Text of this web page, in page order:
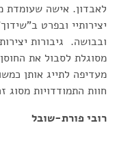
לאבדון. אישה שעומדת
יצירותיי ובפרט
ובבושה. גיבורות
מסוגלת לסבול את
מעדיפה לתייג אותן
חוות התמודדויות
רובי פורת-שובל